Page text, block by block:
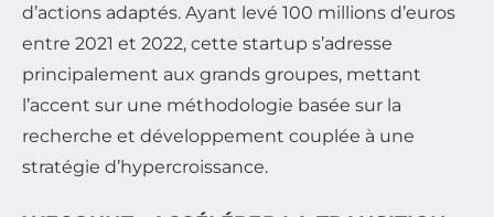
d’actions adaptés. Ayant levé 100 millions d’euros
entre 2021 et 2022, cette startup s’adresse
principalement aux grands groupes, mettant
l’accent sur une méthodologie basée sur la
recherche et développement couplée à une
stratégie d’hypercroissance.